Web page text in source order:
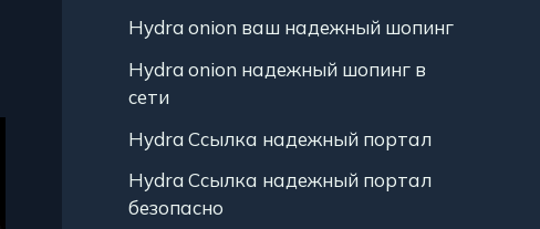
Hydra onion ваш надежный шопинг
Hydra onion надежный шопинг в
сети
Hydra Ссылка надежный портал
Hydra Ссылка надежный портал
безопасно